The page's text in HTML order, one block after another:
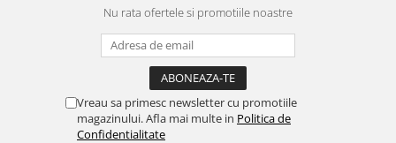
Nu rata ofertele si promotiile noastre
Vreau sa primesc newsletter cu promotiile
magazinului. Afla mai multe in Politica de
Confidentialitate